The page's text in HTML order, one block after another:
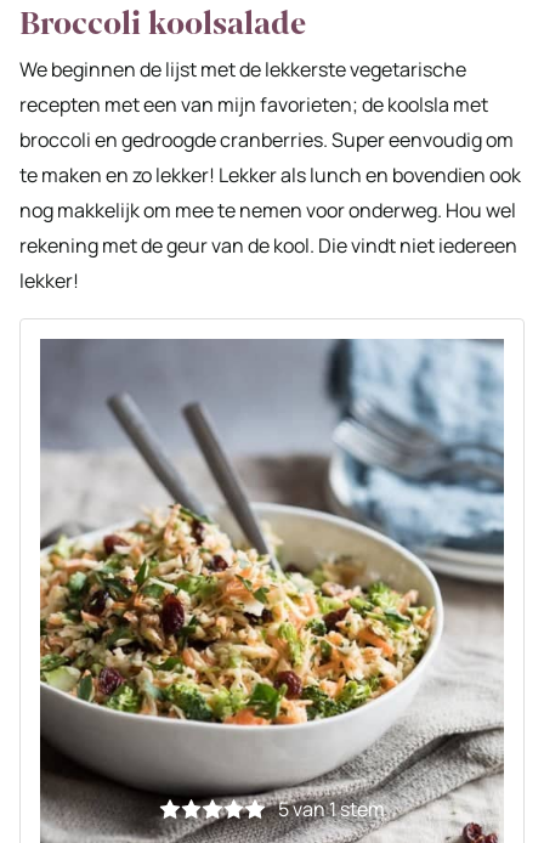
Broccoli koolsalade
We beginnen de lijst met de lekkerste vegetarische
recepten met een van mijn favorieten; de koolsla met
broccoli en gedroogde cranberries. Super eenvoudig om
te maken en zo lekker! Lekker als lunch en bovendien ook
nog makkelijk om mee te nemen voor onderweg. Hou wel
rekening met de geur van de kool. Die vindt niet iedereen
lekker!
5van 1 stem